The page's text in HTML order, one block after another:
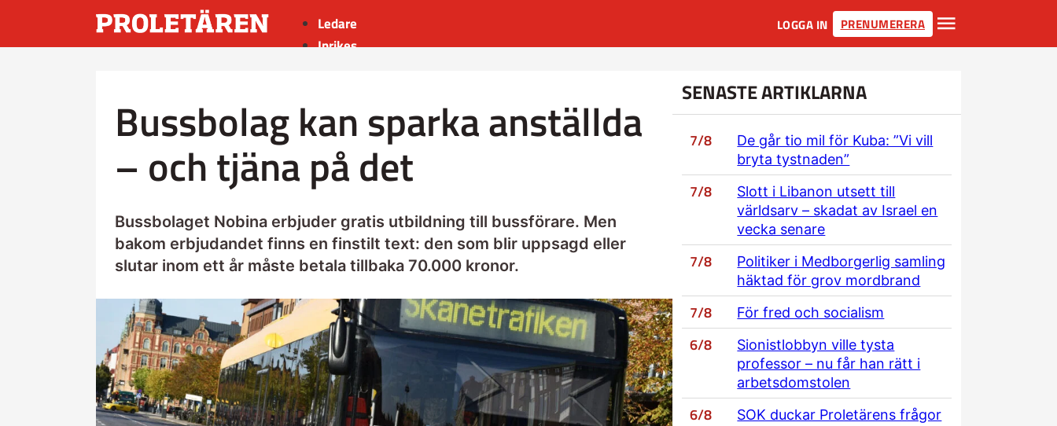
Ledare
Inrikes
Sport
Insänt
LOGGA IN PRENUMERERA
Bussbolag kan sparka anställda
– och tjäna på det
Bussbolaget Nobina erbjuder gratis utbildning till bussförare. Men
bakom erbjudandet finns en finstilt text: den som blir uppsagd eller
slutar inom ett år måste betala tillbaka 70.000 kronor.
SENASTE ARTIKLARNA
7/8
De går tio mil för Kuba: ”Vi vill
bryta tystnaden”
7/8
Slott i Libanon utsett till
världsarv – skadat av Israel en
vecka senare
7/8
Politiker i Medborgerlig samling
häktad för grov mordbrand
7/8 För fred och socialism
6/8
Sionistlobbyn ville tysta
professor – nu får han rätt i
arbetsdomstolen
6/8 SOK duckar Proletärens frågor